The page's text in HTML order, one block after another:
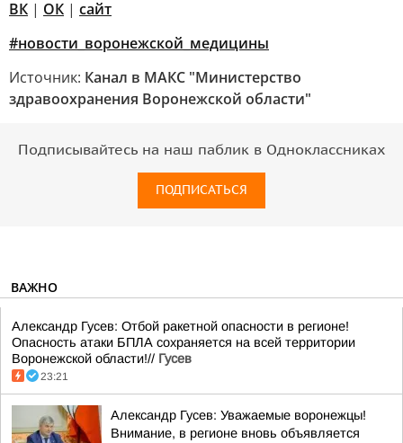
ВК | ОК | сайт
#новости_воронежской_медицины
Источник: Канал в МАКС "Министерство
здравоохранения Воронежской области"
Подписывайтесь на наш паблик в Одноклассниках
ПОДПИСАТЬСЯ
ВАЖНО
Александр Гусев: Отбой ракетной опасности в регионе!
Опасность атаки БПЛА сохраняется на всей территории
Воронежской области!// Гусев
23:21
Александр Гусев: Уважаемые воронежцы!
Внимание, в регионе вновь объявляется